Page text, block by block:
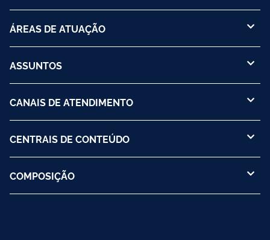
ÁREAS DE ATUAÇÃO
ASSUNTOS
CANAIS DE ATENDIMENTO
CENTRAIS DE CONTEÚDO
COMPOSIÇÃO